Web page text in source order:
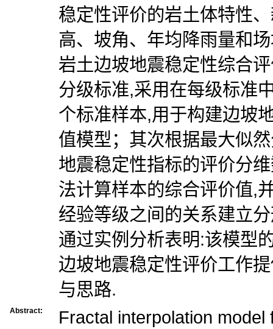
稳定性评价的岩土体特性
高、坡角、年均降雨量和
岩土边坡地震稳定性综合
分级标准,采用在每级标准
个标准样本,用于构建边坡
值模型；其次根据最大似
地震稳定性指标的评价分
法计算样本的综合评价值,
经验等级之间的关系建立
通过实例分析表明:该模型
边坡地震稳定性评价工作
与思路.
Abstract:
Fractal interpolation